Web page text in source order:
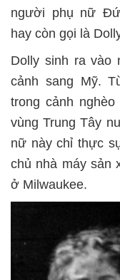
người phụ nữ
hay còn gọi là
Dolly sinh ra vào
cảnh sang Mỹ.
trong cảnh
vùng Trung Tây
nữ này chỉ thực
chủ nhà máy sản
ở Milwaukee.